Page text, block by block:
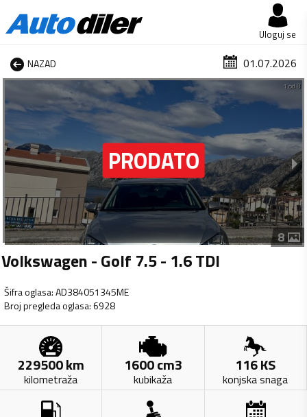
Uloguj se
NAZAD 01.07.2026
1 od 8
8
Volkswagen - Golf 7.5 - 1.6 TDI
Šifra oglasa:AD384051345ME
Broj pregleda oglasa:6928
229500km
kilometraža
1600cm3
kubikaža
116KS
konjska snaga